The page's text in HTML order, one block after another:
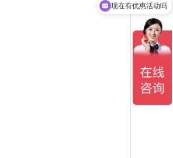
可以介绍下你们的产品么